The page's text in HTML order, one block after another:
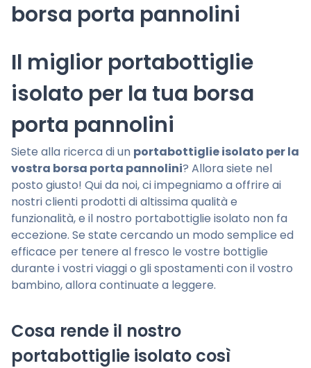
borsa porta pannolini
Il miglior portabottiglie
isolato per la tua borsa
porta pannolini
Siete alla ricerca di un portabottiglie isolato per la
vostra borsa porta pannolini? Allora siete nel
posto giusto! Qui da noi, ci impegniamo a offrire ai
nostri clienti prodotti di altissima qualità e
funzionalità, e il nostro portabottiglie isolato non fa
eccezione. Se state cercando un modo semplice ed
efficace per tenere al fresco le vostre bottiglie
durante i vostri viaggi o gli spostamenti con il vostro
bambino, allora continuate a leggere.
Cosa rende il nostro
portabottiglie isolato così